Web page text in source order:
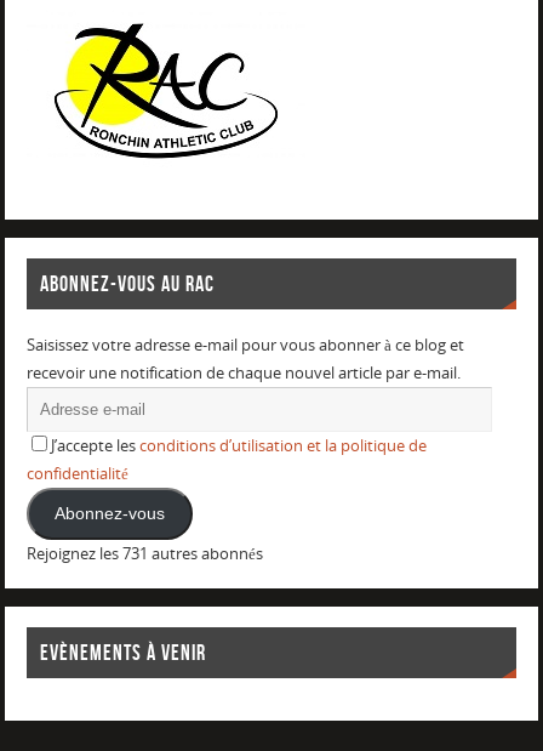
ABONNEZ-VOUS AU RAC
Saisissez votre adresse e-mail pour vous abonner à ce blog et
recevoir une notification de chaque nouvel article par e-mail.
J’accepte lesconditions d’utilisation et la politique de
confidentialité
Abonnez-vous
Rejoignez les 731 autres abonnés
EVÈNEMENTS À VENIR